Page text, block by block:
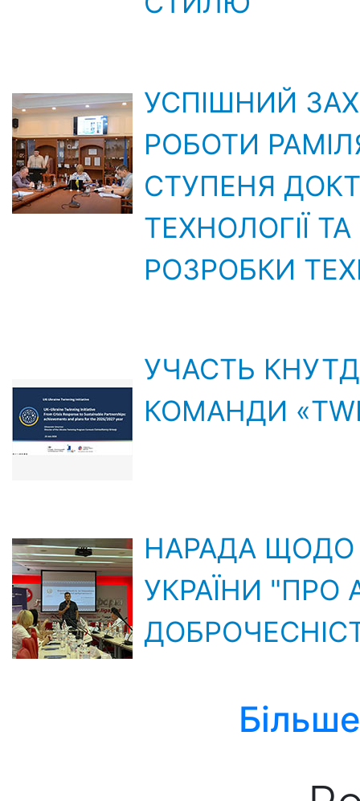
УСПІШНИЙ
РОБОТИ
СТУПЕНЯ
ТЕХНОЛОГІЇ ТА
РОЗРОБКИ
УЧАСТЬ КНУТД
КОМАНДИ
НАРАДА ЩОДО
УКРАЇНИ "ПРО